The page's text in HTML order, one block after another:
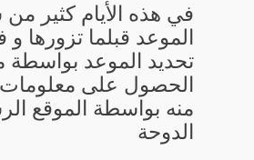
في هذه الأيام كثير
الموعد قبلما تزورها
تحديد الموعد بواسطة
الحصول على معلومات
منه بواسطة الموقع
الدوحة